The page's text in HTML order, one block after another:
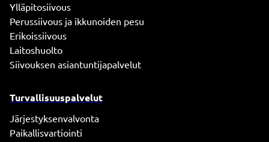
Ylläpitosiivous
Perussiivous ja ikkunoiden pesu
Erikoissiivous
Laitoshuolto
Siivouksen asiantuntijapalvelut
Turvallisuuspalvelut
Järjestyksenvalvonta
Paikallisvartiointi